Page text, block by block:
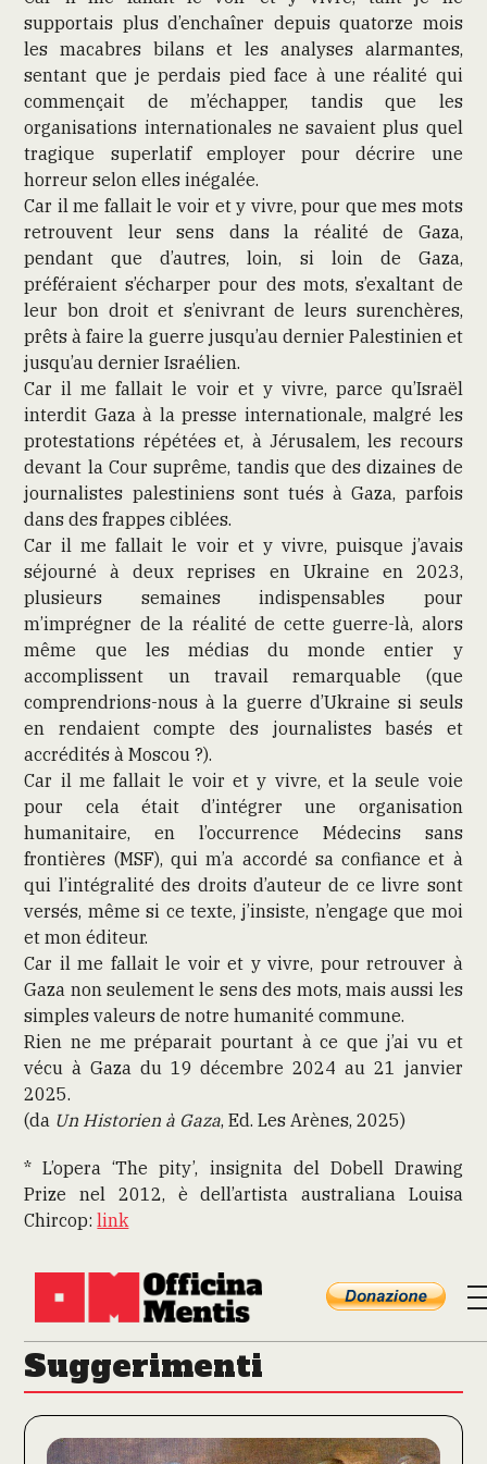
supportais plus d’enchaîner depuis quatorze mois
les macabres bilans et les analyses alarmantes,
sentant que je perdais pied face à une réalité qui
commençait de m’échapper, tandis que les
organisations internationales ne savaient plus quel
tragique superlatif employer pour décrire une
horreur selon elles inégalée.
Car il me fallait le voir et y vivre, pour que mes mots
retrouvent leur sens dans la réalité de Gaza,
pendant que d’autres, loin, si loin de Gaza,
préféraient s’écharper pour des mots, s’exaltant de
leur bon droit et s’enivrant de leurs surenchères,
prêts à faire la guerre jusqu’au dernier Palestinien et
jusqu’au dernier Israélien.
Car il me fallait le voir et y vivre, parce qu’Israël
interdit Gaza à la presse internationale, malgré les
protestations répétées et, à Jérusalem, les recours
devant la Cour suprême, tandis que des dizaines de
journalistes palestiniens sont tués à Gaza, parfois
dans des frappes ciblées.
Car il me fallait le voir et y vivre, puisque j’avais
séjourné à deux reprises en Ukraine en 2023,
plusieurs semaines indispensables pour
m’imprégner de la réalité de cette guerre-là, alors
même que les médias du monde entier y
accomplissent un travail remarquable (que
comprendrions-nous à la guerre d’Ukraine si seuls
en rendaient compte des journalistes basés et
accrédités à Moscou ?).
Car il me fallait le voir et y vivre, et la seule voie
pour cela était d’intégrer une organisation
humanitaire, en l’occurrence Médecins sans
frontières (MSF), qui m’a accordé sa confiance et à
qui l’intégralité des droits d’auteur de ce livre sont
versés, même si ce texte, j’insiste, n’engage que moi
et mon éditeur.
Car il me fallait le voir et y vivre, pour retrouver à
Gaza non seulement le sens des mots, mais aussi les
simples valeurs de notre humanité commune.
Rien ne me préparait pourtant à ce que j’ai vu et
vécu à Gaza du 19 décembre 2024 au 21 janvier
2025.
(da Un Historien à Gaza, Ed. Les Arènes, 2025)
* L’opera ‘The pity’, insignita del Dobell Drawing
Prize nel 2012, è dell’artista australiana Louisa
Chircop:link
Suggerimenti